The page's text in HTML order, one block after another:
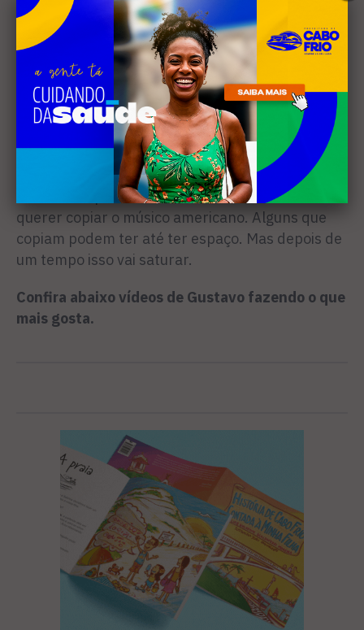
fez um show fora do Brasil?
Gustavo -
Foi como começar de novo. Tem sido
um bom teste para saber o quanto eu amo fazer
isso. Tocamos em uma competição de todas as
bandas de Los Angeles no Hard Hock Café e
chegamos na semifinal. A receptividade com o
músico brasileiro em geral é boa. Eles esperam
de você uma “batida” diferente, que de fato
temos. É importante ter a sua identidade e não
querer copiar o músico americano. Alguns que
copiam podem ter até ter espaço. Mas depois de
um tempo isso vai saturar.
Confira abaixo vídeos de Gustavo fazendo o que
mais gosta.